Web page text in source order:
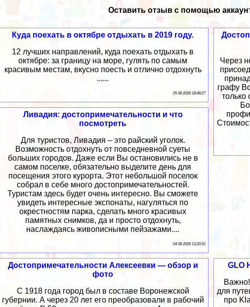
Оставить отзыв с помощью
Через
графу
Куда поехать в октябре отдыхать в 2019 году.
12 лучших направлений, куда поехать отдыхать в
октябре: за границу на море, гулять по самым
красивым местам, вкусно поесть и отлично отдохнуть
......
05 08 2026 18:48:27
Ливадия: достопримечательности и что
посмотреть
Для туристов, Ливадия – это райский уголок.
Возможность отдохнуть от повседневной суеты
больших городов. Даже если Вы остановились не в
самом поселке, обязательно выделите день для
посещения этого курорта. Этот небольшой поселок
собрал в себе много достопримечательностей.
Туристам здесь будет очень интересно. Вы сможете
увидеть интересные экспонаты, нагуляться по
окрестностям парка, сделать много красивых
памятных снимков, да и просто отдохнуть,
наслаждаясь живописными пейзажами....
04 08 2026 13:20:51
GLO
Важно!
для
про
Достопримечательности Алексеевки — обзор и
фото
С 1918 года город был в составе Воронежской
губернии. А через 20 лет его преобразовали в рабочий